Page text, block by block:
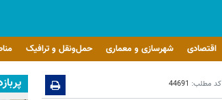
اقتصادی شهرسازی و معماری حمل‌ونقل و ترافیک
کد مطلب: 44691